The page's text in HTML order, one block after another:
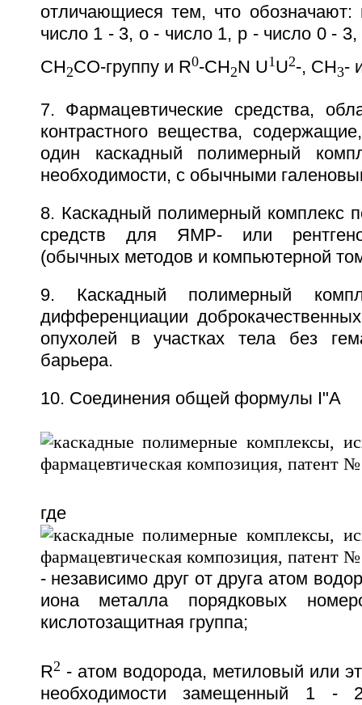
отличающиеся тем, что
число 1 - 3, о - число 1, р - число 0 -
CH2CO-группу и R0-CH2N U1 U2-, CH3-
7. Фармацевтические средства,
контрастного вещества,
один каскадный полимерный
необходимости, с обычными
8. Каскадный полимерный комплекс
средств для ЯМР- или
(обычных методов и компьютерной
9. Каскадный полимерный
дифференциации
опухолей в участках тела без
барьера.
10. Соединения общей формулы I"A
где
- независимо друг от друга атом
иона металла порядковых
кислотозащитная группа;
R2 - атом водорода, метиловый или
необходимости замещенный 1 -